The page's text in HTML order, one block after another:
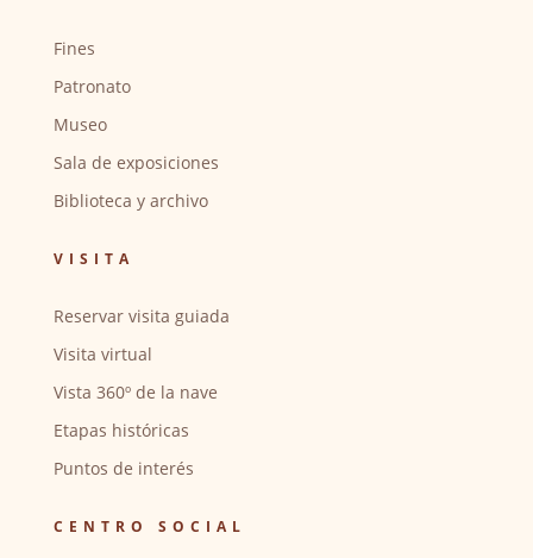
Fines
Patronato
Museo
Sala de exposiciones
Biblioteca y archivo
VISITA
Reservar visita guiada
Visita virtual
Vista 360º de la nave
Etapas históricas
Puntos de interés
CENTRO SOCIAL